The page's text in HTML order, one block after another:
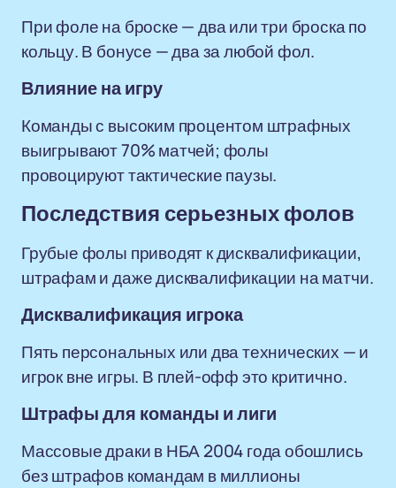
При фоле на броске — два или три броска по
кольцу. В бонусе — два за любой фол.
Влияние на игру
Команды с высоким процентом штрафных
выигрывают 70% матчей; фолы
провоцируют тактические паузы.
Последствия серьезных фолов
Грубые фолы приводят к дисквалификации,
штрафам и даже дисквалификации на матчи.
Дисквалификация игрока
Пять персональных или два технических — и
игрок вне игры. В плей-офф это критично.
Штрафы для команды и лиги
Массовые драки в НБА 2004 года обошлись
без штрафов командам в миллионы